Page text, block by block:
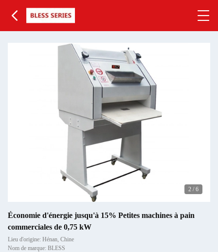
2 / 6
Économie d'énergie jusqu'à 15% Petites machines à pain
commerciales de 0,75 kW
Lieu d'origine: Hénan, Chine
Nom de marque: BLESS